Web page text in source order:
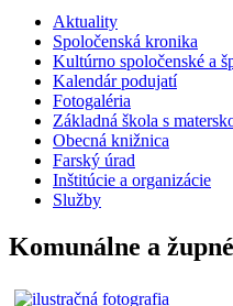
Aktuality
Spoločenská kronika
Kultúrno spoločenské a
Kalendár podujatí
Fotogaléria
Základná škola s
Obecná knižnica
Farský úrad
Inštitúcie a organizácie
Služby
Komunálne a